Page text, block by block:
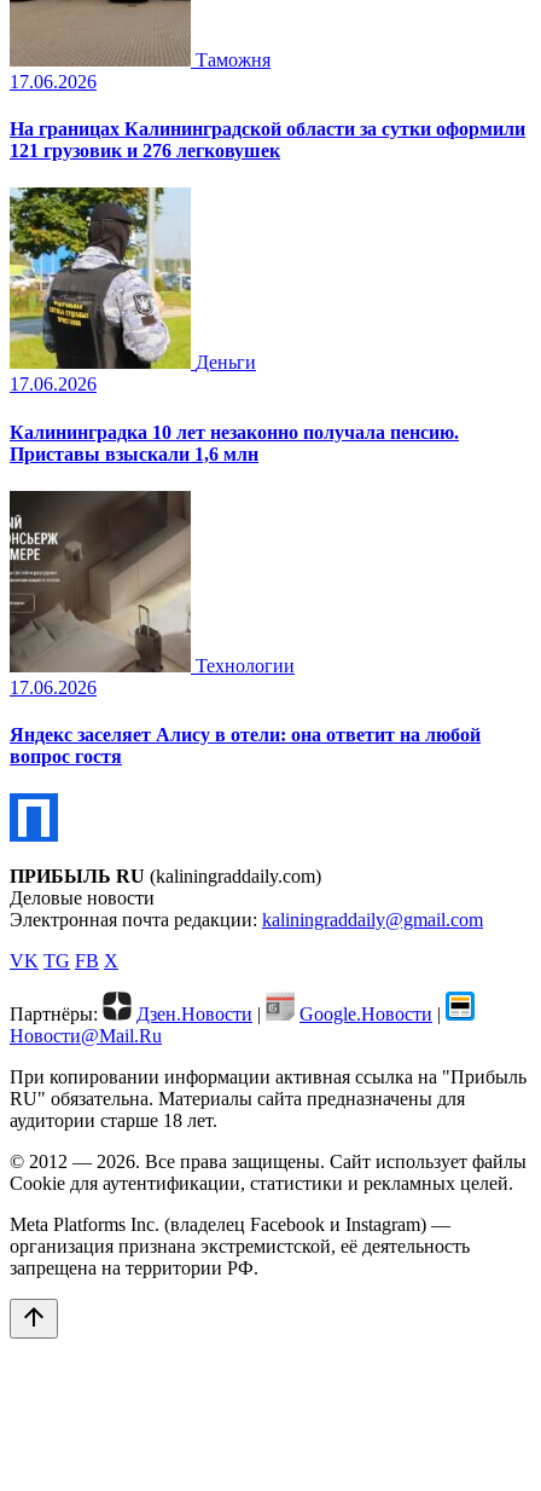
Таможня
17.06.2026
На границах Калининградской области за сутки оформили
121 грузовик и 276 легковушек
Деньги
17.06.2026
Калининградка 10 лет незаконно получала пенсию.
Приставы взыскали 1,6 млн
Технологии
17.06.2026
Яндекс заселяет Алису в отели: она ответит на любой
вопрос гостя
ПРИБЫЛЬ RU (kaliningraddaily.com)
Деловые новости
Электронная почта редакции: kaliningraddaily@gmail.com
VK TG FB X
Партнёры: Дзен.Новости | Google.Новости |
Новости@Mail.Ru
При копировании информации активная ссылка на "Прибыль
RU" обязательна. Материалы сайта предназначены для
аудитории старше 18 лет.
© 2012 — 2026. Все права защищены. Сайт использует файлы
Cookie для аутентификации, статистики и рекламных целей.
Meta Platforms Inc. (владелец Facebook и Instagram) —
организация признана экстремистской, её деятельность
запрещена на территории РФ.
arrow_upward